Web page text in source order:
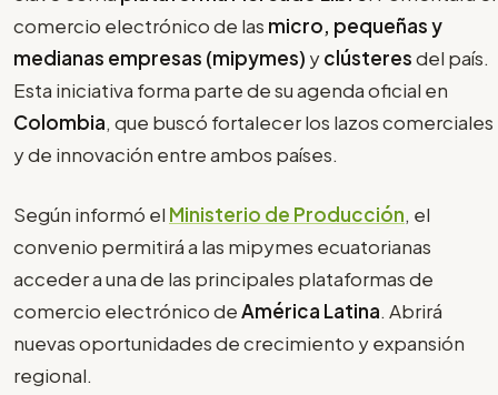
comercio electrónico de las micro, pequeñas y
medianas empresas (mipymes) yclústeresdel país.
Esta iniciativa forma parte de su agenda oficial en
Colombia, que buscó fortalecer los lazos comerciales
y de innovación entre ambos países.
Según informó el Ministerio de Producción, el
convenio permitirá a las mipymes ecuatorianas
acceder a una de las principales plataformas de
comercio electrónico deAmérica Latina. Abrirá
nuevas oportunidades de crecimiento y expansión
regional.